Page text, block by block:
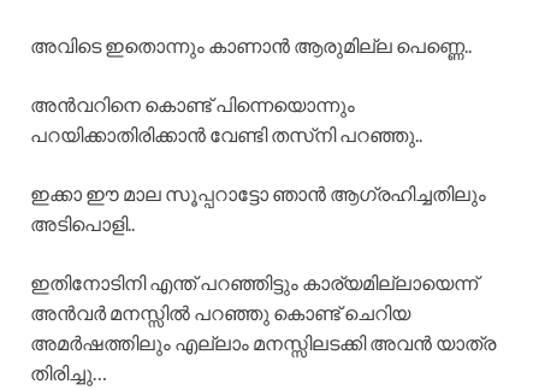
അവിടെ ഇതൊന്നും കാണാൻ ആരുമില്ല പെണ്ണെ..
അൻവറിനെ കൊണ്ട് പിന്നെയൊന്നും
പറയിക്കാതിരിക്കാൻ വേണ്ടി തസ്‌നി പറഞ്ഞു..
ഇക്കാ ഈ മാല സൂപ്പറാട്ടോ ഞാൻ ആഗ്രഹിച്ചതിലും
അടിപൊളി..
ഇതിനോടിനി എന്ത്‌ പറഞ്ഞിട്ടും കാര്യമില്ലായെന്ന്
അൻവർ മനസ്സിൽ പറഞ്ഞു കൊണ്ട് ചെറിയ
അമർഷത്തിലും എല്ലാം മനസ്സിലടക്കി അവൻ യാത്ര
തിരിച്ചു…